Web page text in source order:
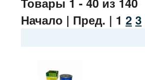
Начало | Пред. | 1 2 3